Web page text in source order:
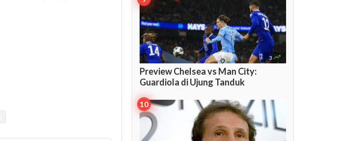
3 
Preview Chelsea vs Man City:
Guardiola di Ujung Tanduk